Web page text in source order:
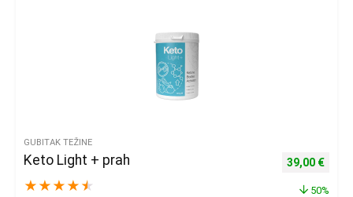
GUBITAK TEŽINE
Keto Light + prah
★ ★ ★ ★ ★
Izvorna
39,00 €
50%